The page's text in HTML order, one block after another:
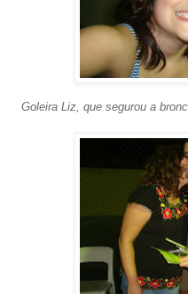
Goleira Liz, que segurou a